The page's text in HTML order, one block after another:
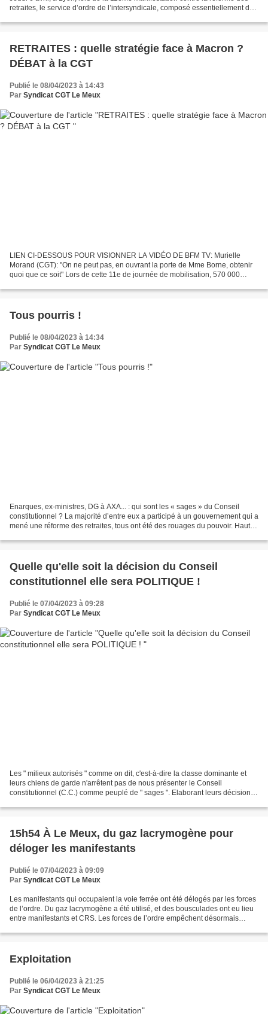
retraites, le service d’ordre de l’intersyndicale, composé essentiellement de
RETRAITES : quelle stratégie face à Macron ?
DÉBAT à la CGT
Publié le 08/04/2023 à 14:43
Par Syndicat CGT Le Meux
LIEN CI-DESSOUS POUR VISIONNER LA VIDÉO DE BFM TV: Murielle
Morand (CGT): "On ne peut pas, en ouvrant la porte de Mme Borne, obtenir
quoi que ce soit" Lors de cette 11e de journée de mobilisation, 570 000
Tous pourris !
Publié le 08/04/2023 à 14:34
Par Syndicat CGT Le Meux
Enarques, ex-ministres, DG à AXA... : qui sont les « sages » du Conseil
constitutionnel ? La majorité d’entre eux a participé à un gouvernement qui a
mené une réforme des retraites, tous ont été des rouages du pouvoir. Hauts-
Quelle qu'elle soit la décision du Conseil
constitutionnel elle sera POLITIQUE !
Publié le 07/04/2023 à 09:28
Par Syndicat CGT Le Meux
Les " milieux autorisés " comme on dit, c'est-à-dire la classe dominante et
leurs chiens de garde n'arrêtent pas de nous présenter le Conseil
constitutionnel (C.C.) comme peuplé de " sages ". Elaborant leurs décisions
15h54 À Le Meux, du gaz lacrymogène pour
déloger les manifestants
Publié le 07/04/2023 à 09:09
Par Syndicat CGT Le Meux
Les manifestants qui occupaient la voie ferrée ont été délogés par les forces
de l’ordre. Du gaz lacrymogène a été utilisé, et des bousculades ont eu lieu
entre manifestants et CRS. Les forces de l’ordre empêchent désormais
Exploitation
Publié le 06/04/2023 à 21:25
Par Syndicat CGT Le Meux